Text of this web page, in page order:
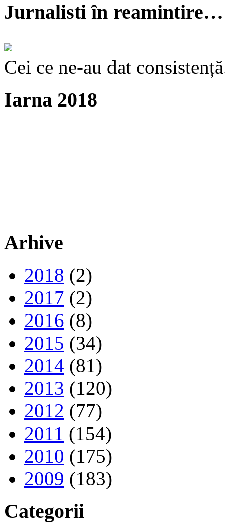
Jurnalisti în reamintire…
Cei ce ne-au dat
Iarna 2018
Arhive
2018 (2)
2017 (2)
2016 (8)
2015 (34)
2014 (81)
2013 (120)
2012 (77)
2011 (154)
2010 (175)
2009 (183)
Categorii